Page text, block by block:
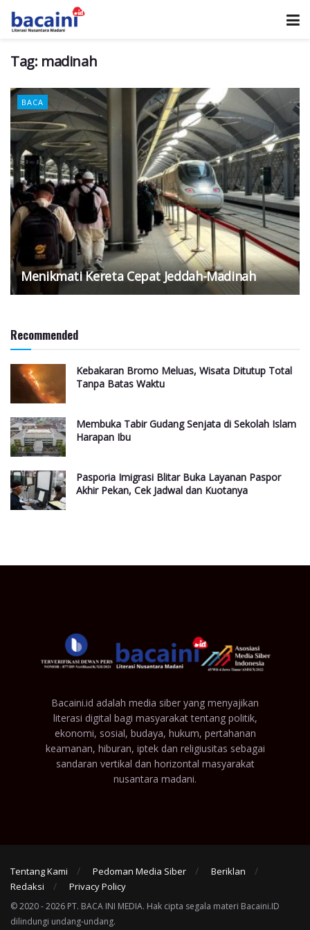
Tag: madinah
BACA
Menikmati Kereta Cepat Jeddah-Madinah
Recommended
Kebakaran Bromo Meluas, Wisata Ditutup Total
Tanpa Batas Waktu
Membuka Tabir Gudang Senjata di Sekolah Islam
Harapan Ibu
Pasporia Imigrasi Blitar Buka Layanan Paspor
Akhir Pekan, Cek Jadwal dan Kuotanya
Bacaini.id adalah media siber yang menyajikan
literasi digital bagi masyarakat tentang politik,
ekonomi, sosial, budaya, hukum, pertahanan
keamanan, hiburan, iptek dan religiusitas sebagai
sandaran vertikal dan horizontal masyarakat
nusantara madani.
Tentang Kami Pedoman Media Siber
Beriklan
Redaksi
Privacy Policy
© 2020 - 2026 PT. BACA INI MEDIA. Hak cipta segala materi Bacaini.ID
dilindungi undang-undang.